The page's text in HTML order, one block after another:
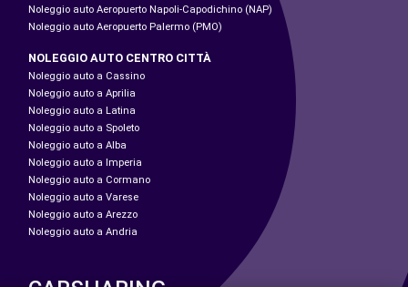
Noleggio auto Aeropuerto Napoli-Capodichino (NAP)
Noleggio auto Aeropuerto Palermo (PMO)
NOLEGGIO AUTO CENTRO CITTÀ
Noleggio auto a Cassino
Noleggio auto a Aprilia
Noleggio auto a Latina
Noleggio auto a Spoleto
Noleggio auto a Alba
Noleggio auto a Imperia
Noleggio auto a Cormano
Noleggio auto a Varese
Noleggio auto a Arezzo
Noleggio auto a Andria